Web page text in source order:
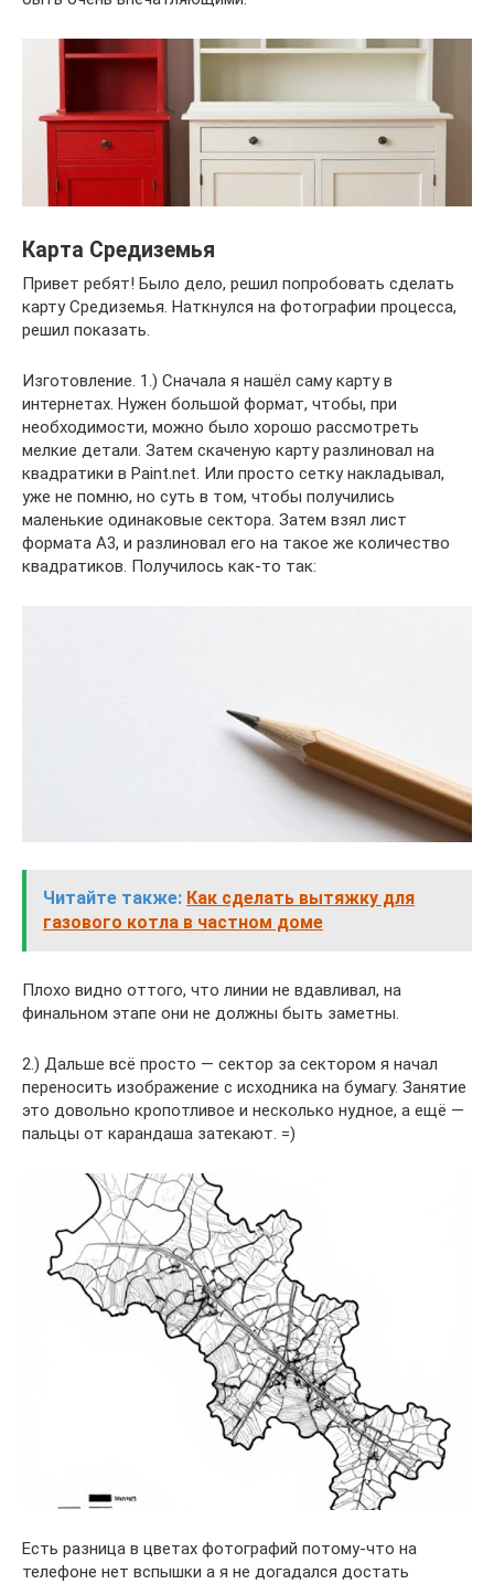
Карта Средиземья
Привет ребят! Было дело, решил попробовать сделать
карту Средиземья. Наткнулся на фотографии процесса,
решил показать.
Изготовление. 1.) Сначала я нашёл саму карту в
интернетах. Нужен большой формат, чтобы, при
необходимости, можно было хорошо рассмотреть
мелкие детали. Затем скаченую карту разлиновал на
квадратики в Paint.net. Или просто сетку накладывал,
уже не помню, но суть в том, чтобы получились
маленькие одинаковые сектора. Затем взял лист
формата А3, и разлиновал его на такое же количество
квадратиков. Получилось как-то так:
Читайте также: Как сделать вытяжку для
газового котла в частном доме
Плохо видно оттого, что линии не вдавливал, на
финальном этапе они не должны быть заметны.
2.) Дальше всё просто — сектор за сектором я начал
переносить изображение с исходника на бумагу. Занятие
это довольно кропотливое и несколько нудное, а ещё —
пальцы от карандаша затекают. =)
Есть разница в цветах фотографий потому-что на
телефоне нет вспышки а я не догадался достать